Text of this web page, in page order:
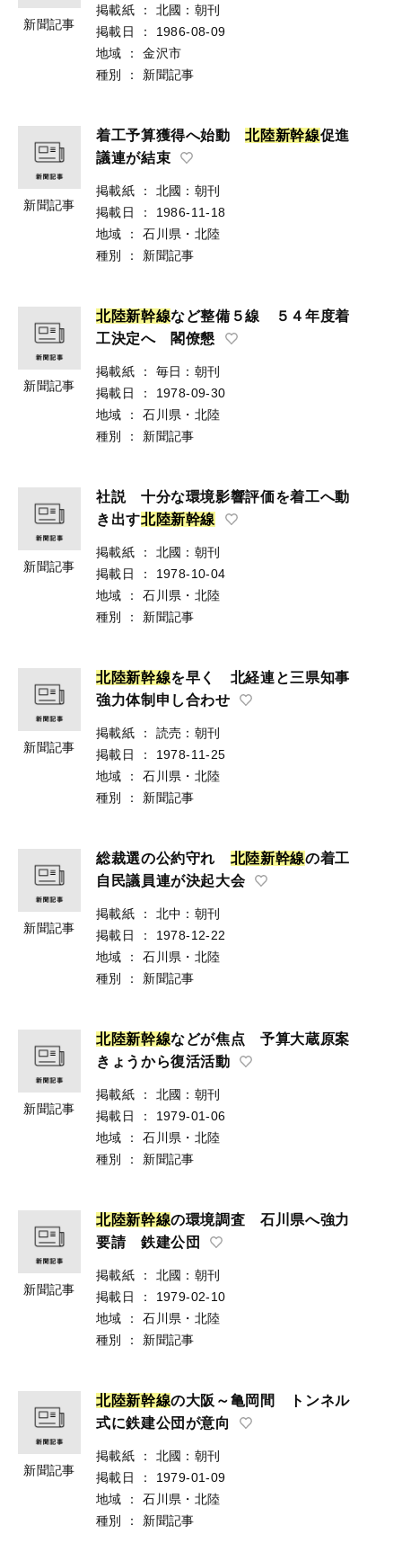
新聞記事
掲載紙 ：
北國：朝刊
掲載日
：
1986-08-09
地域
：
金沢市
種別
： 新聞記事
新聞記事
着工予算獲得へ始動北陸新幹線促進
議連が結束
掲載紙 ：
北國：朝刊
掲載日
：
1986-11-18
地域
：
石川県・北陸
種別
： 新聞記事
新聞記事
北陸新幹線など整備５線 ５４年度着
工決定へ 閣僚懇
掲載紙 ：
毎日：朝刊
掲載日
：
1978-09-30
地域
：
石川県・北陸
種別
： 新聞記事
新聞記事
社説 十分な環境影響評価を着工へ動
き出す北陸新幹線
掲載紙 ：
北國：朝刊
掲載日
：
1978-10-04
地域
：
石川県・北陸
種別
： 新聞記事
新聞記事
北陸新幹線を早く 北経連と三県知事
強力体制申し合わせ
掲載紙 ：
読売：朝刊
掲載日
：
1978-11-25
地域
：
石川県・北陸
種別
： 新聞記事
新聞記事
総裁選の公約守れ 北陸新幹線の着工
自民議員連が決起大会
掲載紙 ：
北中：朝刊
掲載日
：
1978-12-22
地域
：
石川県・北陸
種別
： 新聞記事
新聞記事
北陸新幹線などが焦点 予算大蔵原案
きょうから復活活動
掲載紙 ：
北國：朝刊
掲載日
：
1979-01-06
地域
：
石川県・北陸
種別
： 新聞記事
新聞記事
北陸新幹線の環境調査 石川県へ強力
要請 鉄建公団
掲載紙 ：
北國：朝刊
掲載日
：
1979-02-10
地域
：
石川県・北陸
種別
： 新聞記事
新聞記事
北陸新幹線の大阪～亀岡間 トンネル
式に鉄建公団が意向
掲載紙 ：
北國：朝刊
掲載日
：
1979-01-09
地域
：
石川県・北陸
種別
： 新聞記事